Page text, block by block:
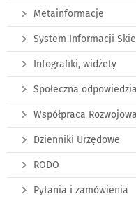
Metainformacje
System Informacji
Infografiki, widżety
Społeczna
Współpraca Rozwojowa
Dzienniki Urzędowe
RODO
Pytania i zamówienia